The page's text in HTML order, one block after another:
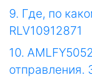
9. Где, по
RLV10912871
10.
отправления.